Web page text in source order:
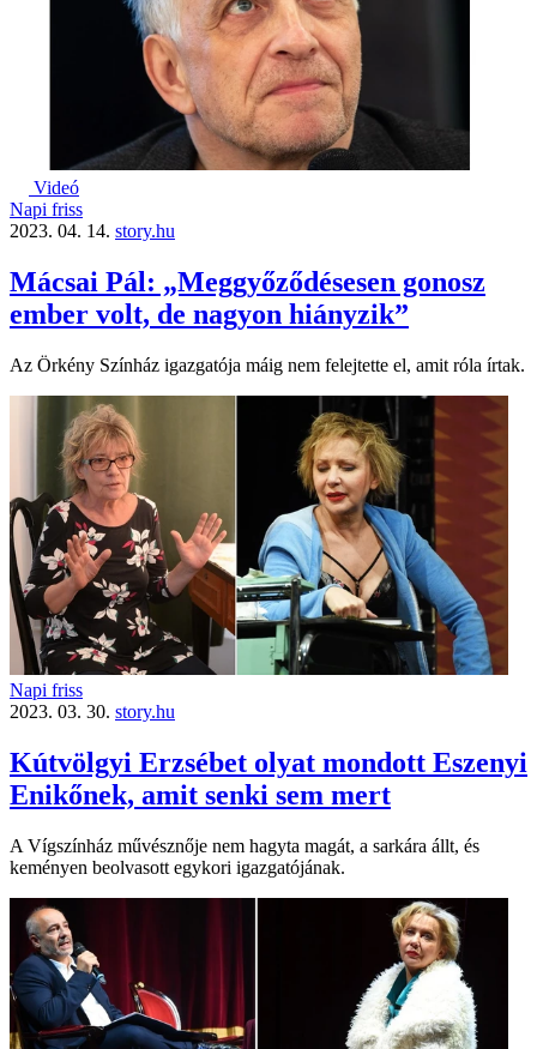
Videó
Napi friss
2023. 04. 14. story.hu
Mácsai Pál: „Meggyőződésesen gonosz
ember volt, de nagyon hiányzik”
Az Örkény Színház igazgatója máig nem felejtette el, amit róla írtak.
Napi friss
2023. 03. 30. story.hu
Kútvölgyi Erzsébet olyat mondott Eszenyi
Enikőnek, amit senki sem mert
A Vígszínház művésznője nem hagyta magát, a sarkára állt, és
keményen beolvasott egykori igazgatójának.